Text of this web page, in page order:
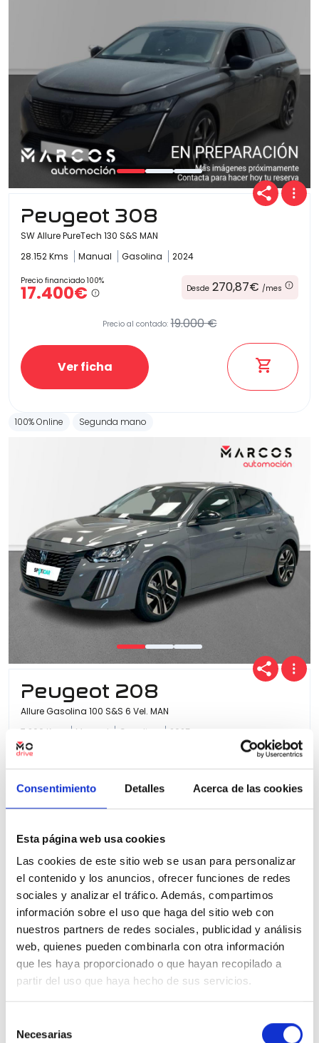
Consentimiento Detalles Acerca de las cookies
Esta página web usa cookies
Las cookies de este sitio web se usan para personalizar
el contenido y los anuncios, ofrecer funciones de redes
sociales y analizar el tráfico. Además, compartimos
información sobre el uso que haga del sitio web con
nuestros partners de redes sociales, publicidad y análisis
web, quienes pueden combinarla con otra información
que les haya proporcionado o que hayan recopilado a
partir del uso que haya hecho de sus servicios.
Necesarias
Peugeot 308
SW Allure PureTech 130 S&S MAN
28.152 Kms
Manual Gasolina 2024
Precio financiado 100%
17.400€ Desde 270,87€ /mes
Precio al contado: 19.000 €
Ver ficha
100% Online Segunda mano
Peugeot 208
Allure Gasolina 100 S&S 6 Vel. MAN
7.200 Kms
Manual Gasolina 2025
Precio financiado 100%
16.200€ 252,19€
Ver ficha
100% Online Segunda mano